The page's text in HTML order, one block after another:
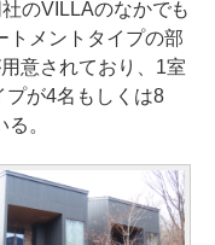
のVILLAのなかでも
トメントタイプの部
意されており、1室
プが4名もしくは8
。